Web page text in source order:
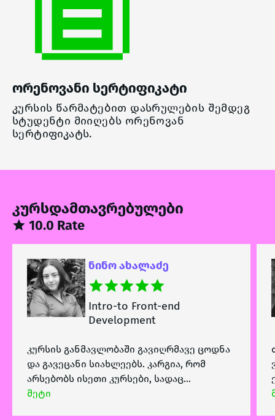
ორენოვანი სერტიფიკატი
კურსის წარმატებით დასრულების შემდეგ
სტუდენტი მიიღებს ორენოვან
სერტიფიკატს.
კურსდამთავრებულები
10.0 Rate
Front-end
ცოდნა
კარგია, რომ
სადაც
გიკითხავს
გიორგი
Intro-to
თავიდან,
ვიცოდი, რომელი კურსი
ერთ-ერთმა მეგობარმა
და მეც ვენდე მის